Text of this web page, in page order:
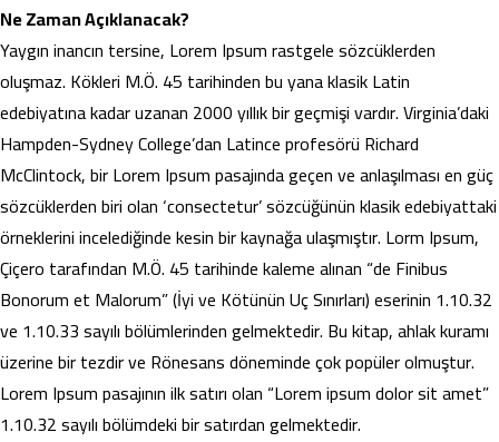
Ne Zaman Açıklanacak?
Yaygın inancın tersine, Lorem Ipsum rastgele sözcüklerden
oluşmaz. Kökleri M.Ö. 45 tarihinden bu yana klasik Latin
edebiyatına kadar uzanan 2000 yıllık bir geçmişi vardır. Virginia’daki
Hampden-Sydney College’dan Latince profesörü Richard
McClintock, bir Lorem Ipsum pasajında geçen ve anlaşılması en güç
sözcüklerden biri olan ‘consectetur’ sözcüğünün klasik edebiyattaki
örneklerini incelediğinde kesin bir kaynağa ulaşmıştır. Lorm Ipsum,
Çiçero tarafından M.Ö. 45 tarihinde kaleme alınan “de Finibus
Bonorum et Malorum” (İyi ve Kötünün Uç Sınırları) eserinin 1.10.32
ve 1.10.33 sayılı bölümlerinden gelmektedir. Bu kitap, ahlak kuramı
üzerine bir tezdir ve Rönesans döneminde çok popüler olmuştur.
Lorem Ipsum pasajının ilk satırı olan “Lorem ipsum dolor sit amet”
1.10.32 sayılı bölümdeki bir satırdan gelmektedir.